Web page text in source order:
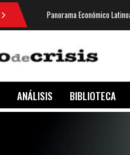
Panorama Económico
ANÁLISIS BIBLIOTECA